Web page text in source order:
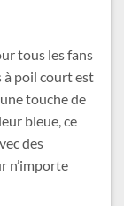
tous les fans
à poil court est
touche de
bleue, ce
des
n’importe